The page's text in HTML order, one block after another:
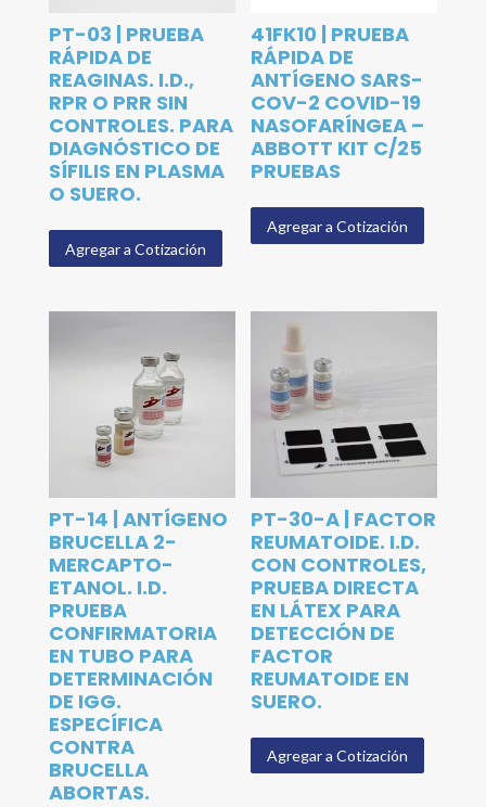
PT-03 | PRUEBA
RÁPIDA DE
REAGINAS. I.D.,
RPR O PRR SIN
CONTROLES. PARA
DIAGNÓSTICO DE
SÍFILIS EN PLASMA
O SUERO.
Agregar a Cotización
41FK10 | PRUEBA
RÁPIDA DE
ANTÍGENO SARS-
COV-2 COVID-19
NASOFARÍNGEA –
ABBOTT KIT C/25
PRUEBAS
Agregar a Cotización
PT-14 | ANTÍGENO
BRUCELLA 2-
MERCAPTO-
ETANOL. I.D.
PRUEBA
CONFIRMATORIA
EN TUBO PARA
DETERMINACIÓN
DE IGG.
ESPECÍFICA
CONTRA
BRUCELLA
ABORTAS.
PT-30-A | FACTOR
REUMATOIDE. I.D.
CON CONTROLES,
PRUEBA DIRECTA
EN LÁTEX PARA
DETECCIÓN DE
FACTOR
REUMATOIDE EN
SUERO.
Agregar a Cotización